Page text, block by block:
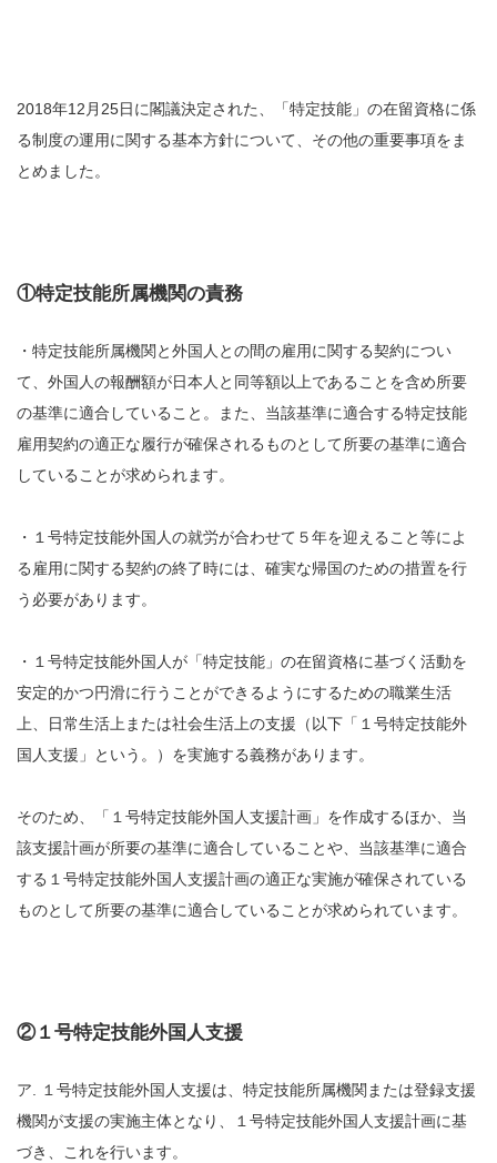
2018年12月25日に閣議決定された、「特定技能」の在留資格に係
る制度の運用に関する基本方針について、その他の重要事項をま
とめました。
①特定技能所属機関の責務
・特定技能所属機関と外国人との間の雇用に関する契約につい
て、外国人の報酬額が日本人と同等額以上であることを含め所要
の基準に適合していること。また、当該基準に適合する特定技能
雇用契約の適正な履行が確保されるものとして所要の基準に適合
していることが求められます。
・１号特定技能外国人の就労が合わせて５年を迎えること等によ
る雇用に関する契約の終了時には、確実な帰国のための措置を行
う必要があります。
・１号特定技能外国人が「特定技能」の在留資格に基づく活動を
安定的かつ円滑に行うことができるようにするための職業生活
上、日常生活上または社会生活上の支援（以下「１号特定技能外
国人支援」という。）を実施する義務があります。
そのため、「１号特定技能外国人支援計画」を作成するほか、当
該支援計画が所要の基準に適合していることや、当該基準に適合
する１号特定技能外国人支援計画の適正な実施が確保されている
ものとして所要の基準に適合していることが求められています。
②１号特定技能外国人支援
ア. １号特定技能外国人支援は、特定技能所属機関または登録支援
機関が支援の実施主体となり、１号特定技能外国人支援計画に基
づき、これを行います。